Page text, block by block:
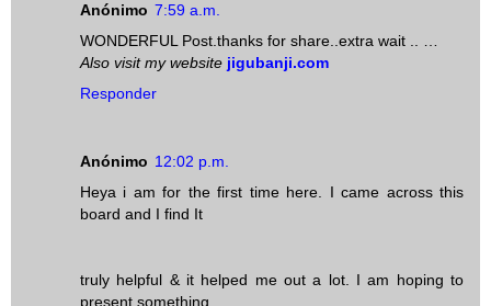
Anónimo 7:59 a.m.
WONDERFUL Post.thanks for share..extra wait .. …
Also visit my website jigubanji.com
Responder
Anónimo 12:02 p.m.
Heya i am for the first time here. I came across this
board and I find It
truly helpful & it helped me out a lot. I am hoping to
present something